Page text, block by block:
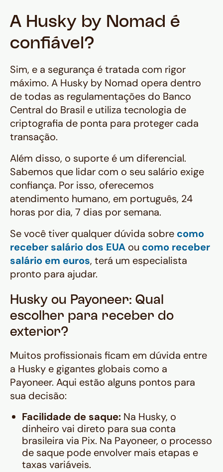
A Husky by Nomad é
confiável?
Sim, e a segurança é tratada com rigor
máximo. A Husky by Nomad opera dentro
de todas as regulamentações do Banco
Central do Brasil e utiliza tecnologia de
criptografia de ponta para proteger cada
transação.
Além disso, o suporte é um diferencial.
Sabemos que lidar com o seu salário exige
confiança. Por isso, oferecemos
atendimento humano, em português, 24
horas por dia, 7 dias por semana.
Se você tiver qualquer dúvida sobre como
receber salário dos EUA ou como receber
salário em euros, terá um especialista
pronto para ajudar.
Husky ou Payoneer: Qual
escolher para receber do
exterior?
Muitos profissionais ficam em dúvida entre
a Husky e gigantes globais como a
Payoneer. Aqui estão alguns pontos para
sua decisão:
Facilidade de saque: Na Husky, o
dinheiro vai direto para sua conta
brasileira via Pix. Na Payoneer, o processo
de saque pode envolver mais etapas e
taxas variáveis.